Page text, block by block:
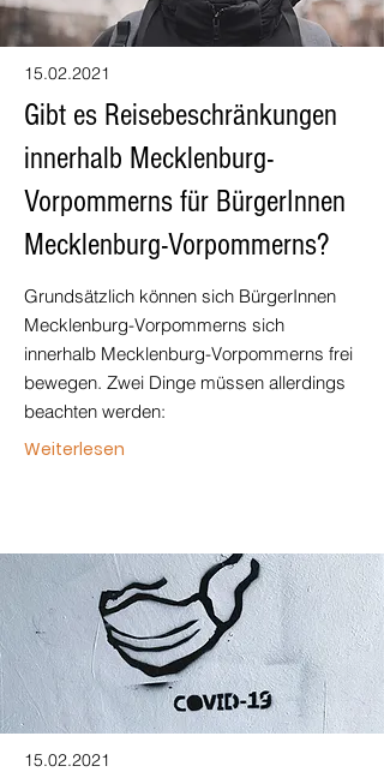
Gibt es Reisebeschränkungen
innerhalb Mecklenburg-
Vorpommerns für BürgerInnen
Mecklenburg-Vorpommerns?
Grundsätzlich können sich BürgerInnen
Mecklenburg-Vorpommerns sich
innerhalb Mecklenburg-Vorpommerns frei
bewegen. Zwei Dinge müssen allerdings
beachten werden:
15.02.2021
Weiterlesen
15.02.2021